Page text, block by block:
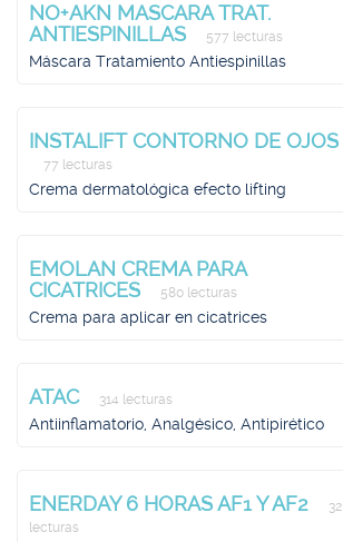
NO+AKN MASCARA TRAT.
ANTIESPINILLAS
577 lecturas
Máscara Tratamiento Antiespinillas
INSTALIFT CONTORNO DE OJOS
77 lecturas
Crema dermatológica efecto lifting
EMOLAN CREMA PARA
CICATRICES
580 lecturas
Crema para aplicar en cicatrices
ATAC 314 lecturas
Antiinflamatorio, Analgésico, Antipirético
ENERDAY 6 HORAS AF1 Y AF2
32
lecturas